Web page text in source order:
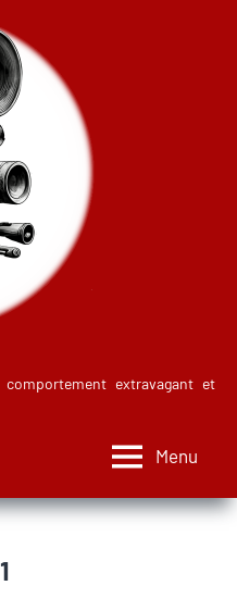
extravagant et
Menu